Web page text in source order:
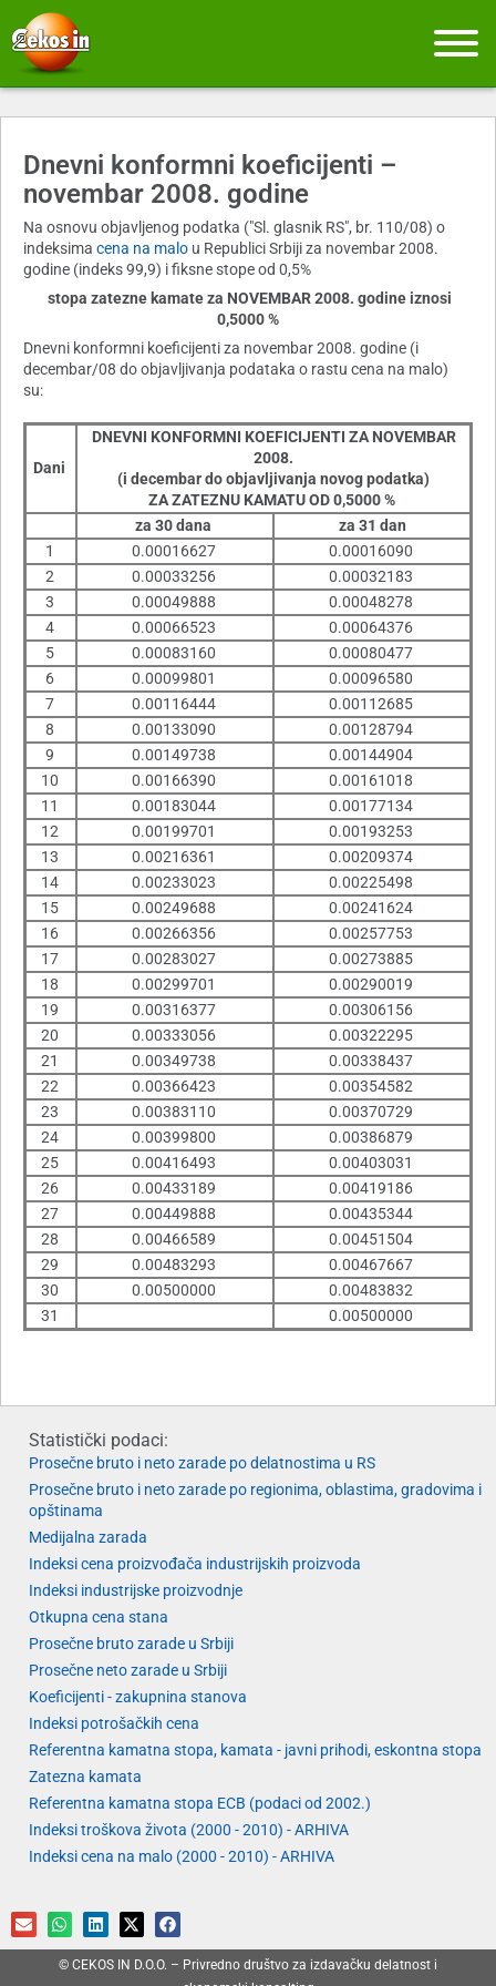
Dnevni konformni koeficijenti –
novembar 2008. godine
Na osnovu objavljenog podatka ("Sl. glasnik RS", br. 110/08) o
indeksima cena na malo u Republici Srbiji za novembar 2008.
godine (indeks 99,9) i fiksne stope od 0,5%
stopa zatezne kamate za NOVEMBAR 2008. godine iznosi
0,5000 %
Dnevni konformni koeficijenti za novembar 2008. godine (i
decembar/08 do objavljivanja podataka o rastu cena na malo)
su:
Dani
DNEVNI KONFORMNI KOEFICIJENTI ZA NOVEMBAR
2008.
(i decembar do objavljivanja novog podatka)
ZA ZATEZNU KAMATU OD 0,5000 %
za 30 dana
za 31 dan
1
0.00016627
0.00016090
2
0.00033256
0.00032183
3
0.00049888
0.00048278
4
0.00066523
0.00064376
5
0.00083160
0.00080477
6
0.00099801
0.00096580
7
0.00116444
0.00112685
8
0.00133090
0.00128794
9
0.00149738
0.00144904
10
0.00166390
0.00161018
11
0.00183044
0.00177134
12
0.00199701
0.00193253
13
0.00216361
0.00209374
14
0.00233023
0.00225498
15
0.00249688
0.00241624
16
0.00266356
0.00257753
17
0.00283027
0.00273885
18
0.00299701
0.00290019
19
0.00316377
0.00306156
20
0.00333056
0.00322295
21
0.00349738
0.00338437
22
0.00366423
0.00354582
23
0.00383110
0.00370729
24
0.00399800
0.00386879
25
0.00416493
0.00403031
26
0.00433189
0.00419186
27
0.00449888
0.00435344
28
0.00466589
0.00451504
29
0.00483293
0.00467667
30
0.00500000
0.00483832
31
0.00500000
Statistički podaci:
Prosečne bruto i neto zarade po delatnostima u RS
Prosečne bruto i neto zarade po regionima, oblastima, gradovima i
opštinama
Medijalna zarada
Indeksi cena proizvođača industrijskih proizvoda
Indeksi industrijske proizvodnje
Otkupna cena stana
Prosečne bruto zarade u Srbiji
Prosečne neto zarade u Srbiji
Koeficijenti - zakupnina stanova
Indeksi potrošačkih cena
Referentna kamatna stopa, kamata - javni prihodi, eskontna stopa
Zatezna kamata
Referentna kamatna stopa ECB (podaci od 2002.)
Indeksi troškova života (2000 - 2010) - ARHIVA
Indeksi cena na malo (2000 - 2010) - ARHIVA
© CEKOS IN D.O.O. – Privredno društvo za izdavačku delatnost i